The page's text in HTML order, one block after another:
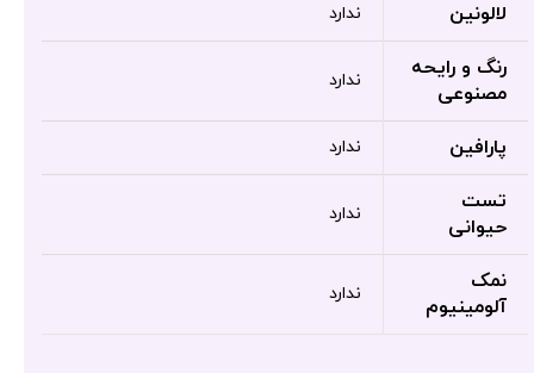
لالونین ندارد
رنگ و رایحه
مصنوعی
ندارد
پارافین ندارد
تست
حیوانی
ندارد
نمک
آلومینیوم
ندارد